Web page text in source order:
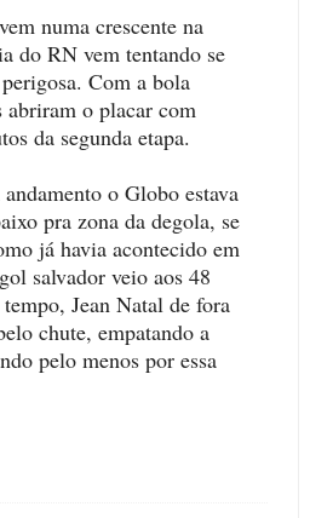
numa crescente na
do RN vem tentando se
Com a bola
o placar com
da segunda etapa.
o Globo estava
pra zona da degola, se
já havia acontecido em
salvador veio aos 48
Jean Natal de fora
chute, empatando a
pelo menos por essa